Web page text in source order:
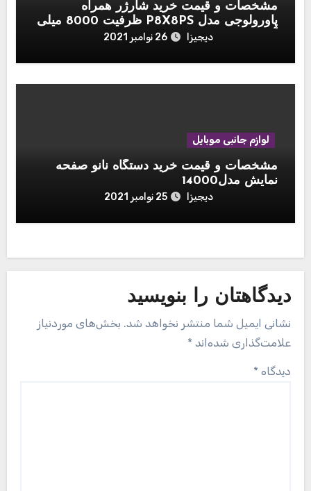
مشخصات و قیمت خرید شارژر همراه
پاورولوجی مدل P8X8PS ظرفیت 8000 میلی
آمپر ساعت مجموعه ۳ عددی به همراه پایه
دیجیزا 26 نوامبر 2021
لوازم جانبی موبایل
مشخصات و قیمت خرید دستگاه نانو صفحه
نمایش مدل14000
دیجیزا 25 نوامبر 2021
دیدگاهتان را بنویسید
نشانی ایمیل شما منتشر نخواهد شد. بخش‌های موردنیاز
علامت‌گذاری شده‌اند *
دیدگاه *